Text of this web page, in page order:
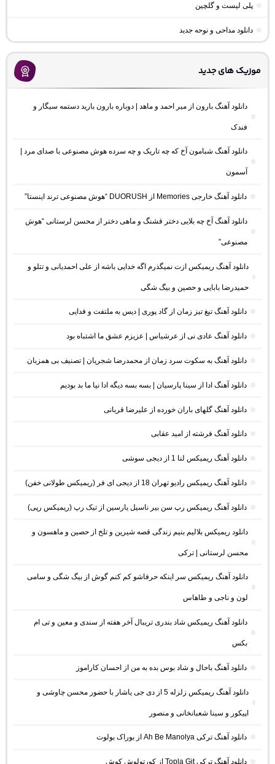
پلی لیست و گلچین
دانلود مداحی و نوحه جدید
موزیک های جدید
دانلود آهنگ بارون از میر احمد و ماهد | دوباره بارون بارید دستمه سیگار و
فندک
دانلود آهنگ شبامون آخ که چه تاریک و چه سرده هوش مصنوعی با صدای مرد |
آسمون
دانلود آهنگ خارجی Memories از DUORUSH “هوش مصنوعی ترند اینستا”
دانلود آهنگ آخ چه بلایی دختر قشنگ و ماهی دختر از محسن لرستانی “هوش
مصنوعی”
دانلود آهنگ ریمیکس ازت نمیگذرم اگه خدایی باشه از علی احمدیانی و تتلو و
حمیدرضا بابایی و حصین و بیگ شگی
دانلود آهنگ تیغ تیز زمان از گاد پوری | دیس به ملتفت و فدایی
دانلود آهنگ عادی نی از عرشیاس | عزیزم عشق ما اشتباه بود
دانلود آهنگ به سکوت سرد زمان از محمدرضا شجریان | تصنیف بی همزبان
دانلود آهنگ ادا از سینا پارسیان | بسه بسه دیگه ادا نیا ما بد بودیم
دانلود آهنگ گلهای باران خورده از علیرضا قربانی
دانلود آهنگ فرشته از امید عقابی
دانلود آهنگ ریمیکس لنا 1 از دیجی سوشی
دانلود آهنگ ریمیکس رادیو تهران 18 از دیجی ای فر (ریمیکس طولانی خفن)
دانلود آهنگ ریمیکس رپ سن بیر ناسیل یارسین از تیک رپ (ریمیکس رپی)
دانلود ریمیکس بلالیم بنیم زندگی قصه شیرین و تلخ از حصین و ماهسون و
محسن لرستانی | ترکی
دانلود آهنگ ریمیکس سر اینکه حرفاشو کم کنم گوش از بیگ شگی و سامی
لون و ناجی و طاهاس
دانلود آهنگ ریمیکس شاد بندری تریبال آخر هفته از سندی و معین و تی ام
بکس
دانلود آهنگ باحال و شاد بوس بده به من از احسان کاراموز
دانلود آهنگ ریمیکس زلزله 5 از دی جی یاشار با حضور محسن چاوشی و
اپیکور و سینا شعبانخانی و منصور
دانلود آهنگ ترکی Ah Be Manolya از بوراک بولوت
دانلود آهنگ ترکی Topla Git از کورتولوش کوش